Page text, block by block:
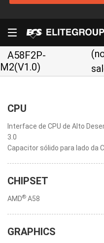
A58F2P-
M2(V1.0)
CPU
Interface de CPU de Alto
3.0
Capacitor sólido para lado da
CHIPSET
AMD® A58
GRAPHICS